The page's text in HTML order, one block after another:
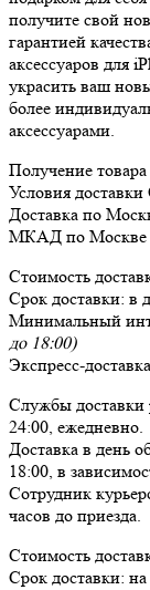
получите свой
гарантией
аксессуаров для
украсить ваш
более
аксессуарами.
Получение товара
Условия доставки
Доставка по
МКАД по
Стоимость
Срок доставки: в
Минимальный
до 18:00)
Экспресс-
Службы доставки
24:00, ежедневно
Доставка в день
18:00, в
Сотрудник
часов до приезда.
Стоимость
Срок доставки: